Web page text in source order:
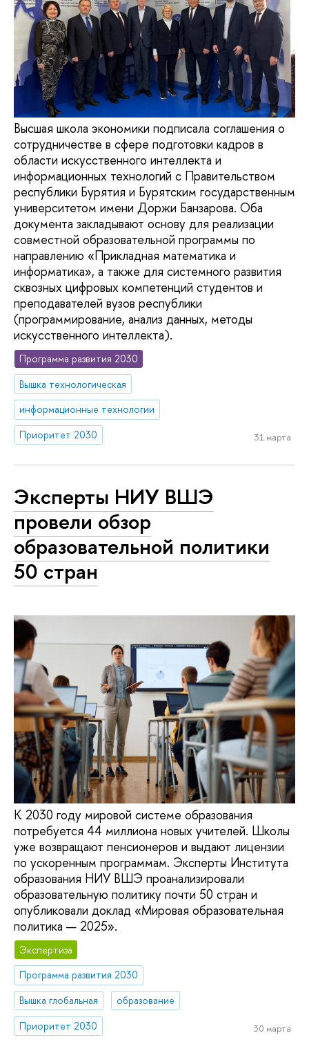
Высшая школа экономики подписала соглашения о
сотрудничестве в сфере подготовки кадров в
области искусственного интеллекта и
информационных технологий с Правительством
республики Бурятия и Бурятским государственным
университетом имени Доржи Банзарова. Оба
документа закладывают основу для реализации
совместной образовательной программы по
направлению «Прикладная математика и
информатика», а также для системного развития
сквозных цифровых компетенций студентов и
преподавателей вузов республики
(программирование, анализ данных, методы
искусственного интеллекта).
Программа развития 2030
Вышка технологическая
информационные технологии
Приоритет 2030
31 марта
Эксперты НИУ ВШЭ
провели обзор
образовательной политики
50 стран
К 2030 году мировой системе образования
потребуется 44 миллиона новых учителей. Школы
уже возвращают пенсионеров и выдают лицензии
по ускоренным программам. Эксперты Института
образования НИУ ВШЭ проанализировали
образовательную политику почти 50 стран и
опубликовали доклад «Мировая образовательная
политика — 2025».
Экспертиза
Программа развития 2030
Вышка глобальная
образование
Приоритет 2030
30 марта